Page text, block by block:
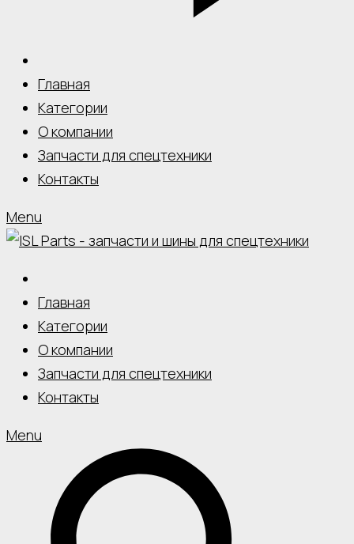
Главная
Категории
О компании
Запчасти для спецтехники
Контакты
Menu
Главная
Категории
О компании
Запчасти для спецтехники
Контакты
Menu